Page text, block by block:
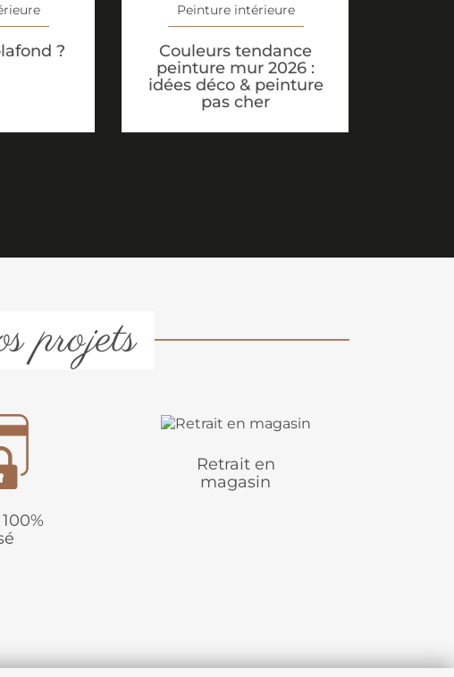
?
Peinture intérieure
Couleurs tendance
peinture mur 2026 :
idées déco & peinture
pas cher
projets
Retrait en
magasin